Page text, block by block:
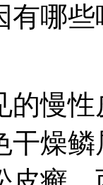
有哪
的慢
干燥